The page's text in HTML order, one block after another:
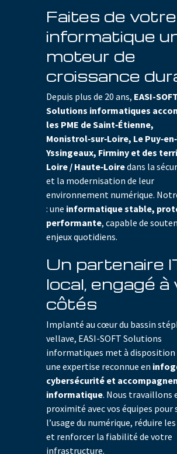
Faites de votre
informatique
moteur de
croissance
Depuis plus de 20 ans, EASI-SOFT
Solutions informatiques
les PME de Saint‑Étienne,
Monistrol‑sur‑Loire, Le
Yssingeaux, Firminy et des
Loire / Haute‑Loiredans la
et la modernisation de leur
environnement numérique.
: une informatique stable,
performante, capable de
enjeux quotidiens.
Un partenaire
local, engagé à
côtés
Implanté au cœur du bassin
vellave, EASI-SOFT Solutions
informatiques met à disposition
une expertise reconnue en
cybersécurité et
informatique. Nous travaillons
proximité avec vos équipes
l’usage du numérique, réduire
et renforcer la fiabilité de votre
infrastructure.